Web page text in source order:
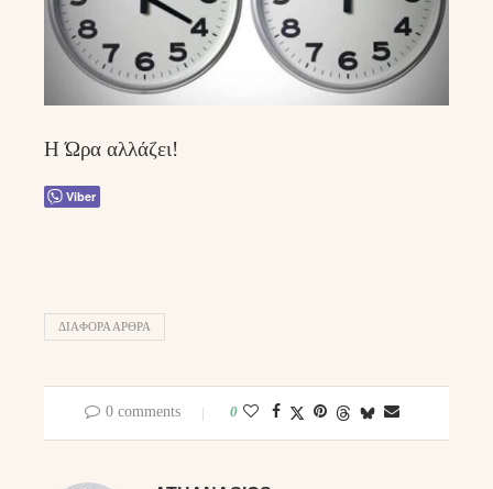
Η Ώρα αλλάζει!
Viber
ΔΙΑΦΟΡΑ ΑΡΘΡΑ
0 comments 0